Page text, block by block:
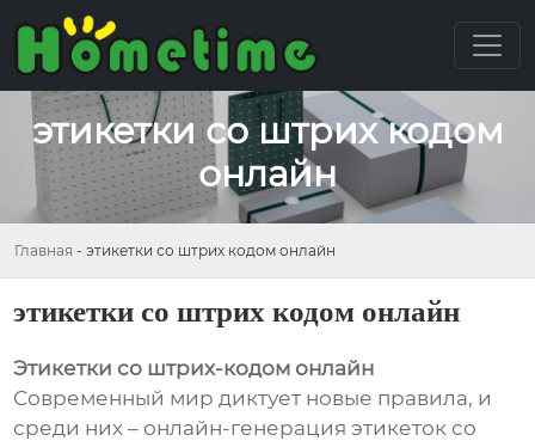
этикетки со штрих кодом
онлайн
Главная - этикетки со штрих кодом онлайн
этикетки со штрих кодом онлайн
Этикетки со штрих-кодом онлайн
Современный мир диктует новые правила, и
среди них – онлайн-генерация этикеток со